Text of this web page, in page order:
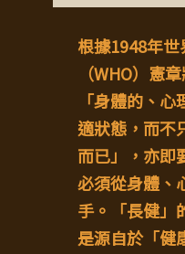
根據1948年
（WHO）憲
「身體的、
適狀態，而不
而已」，亦即
必須從身體、
手。「長健」
是源自於「健